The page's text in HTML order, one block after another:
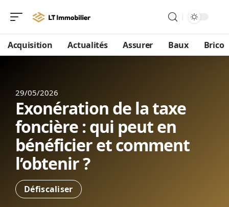
Acquisition Actualités Assurer Baux Brico
29/05/2026
Exonération de la taxe
foncière : qui peut en
bénéficier et comment
l’obtenir ?
Défiscaliser